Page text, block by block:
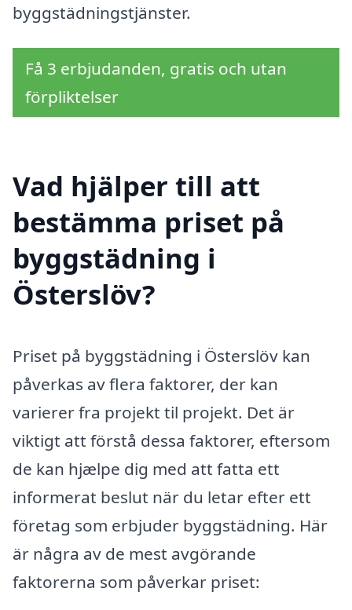
byggstädningstjänster.
Få 3 erbjudanden, gratis och utan
förpliktelser
Vad hjälper till att
bestämma priset på
byggstädning i
Österslöv?
Priset på byggstädning i Österslöv kan
påverkas av flera faktorer, der kan
varierer fra projekt til projekt. Det är
viktigt att förstå dessa faktorer, eftersom
de kan hjælpe dig med att fatta ett
informerat beslut när du letar efter ett
företag som erbjuder byggstädning. Här
är några av de mest avgörande
faktorerna som påverkar priset: